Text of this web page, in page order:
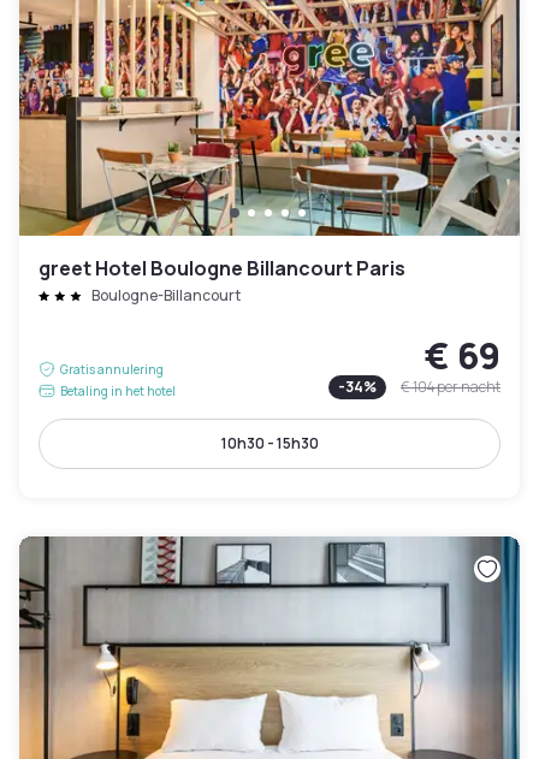
greet Hotel Boulogne Billancourt Paris
Boulogne-Billancourt
Gratis annulering
Betaling in het hotel
€ 69
-34% € 104per nacht
10h30 - 15h30